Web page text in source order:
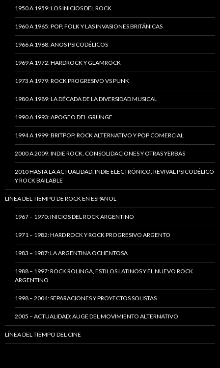
1950 A 1959: LOS INICIOS DEL ROCK
1960 A 1965: POP, FOLK Y LAS INVASIONES BRITÁNICAS
1966 A 1968: AÑOS PSICODÉLICOS
1969 A 1972: HARDROCK Y GLAMROCK
1973 A 1979: ROCK PROGRESIVO VS PUNK
1980 A 1989: LA DÉCADA DE LA DIVERSIDAD MUSICAL
1990 A 1993: APOGEO DEL GRUNGE
1994 A 1999: BRITPOP, ROCK ALTERNATIVO Y POP COMERCIAL
2000 A 2009: INDIE ROCK, CONSOLIDACIONES Y OTRAS YERBAS
2010 HASTA LA ACTUALIDAD: INDIE ELECTRÓNICO, REVIVAL PSICODÉLICO
Y ROCK BAILABLE
LÍNEA DEL TIEMPO DE ROCK EN ESPAÑOL
1967 – 1970: INICIOS DEL ROCK ARGENTINO
1971 – 1982: HARD ROCK Y ROCK PROGRESIVO ARGENTO
1983 – 1987: LA ARGENTINA OCHENTOSA
1988 – 1997: ROCK ROLINGA, ESTILOS LATINOS Y EL NUEVO ROCK
ARGENTINO
1998 – 2004: SEPARACIONES Y PROYECTOS SOLISTAS
2005 – ACTUALIDAD: AUGE DEL MOVIMIENTO ALTERNATIVO
LÍNEA DEL TIEMPO DEL CINE